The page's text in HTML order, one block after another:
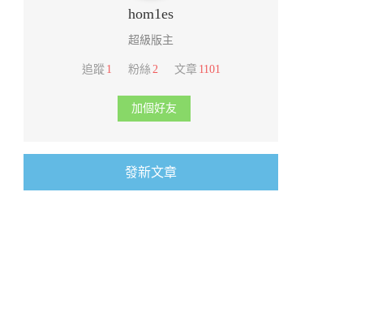
hom1es
超級版主
追蹤 1 粉絲 2 文章 1101
加個好友
發新文章